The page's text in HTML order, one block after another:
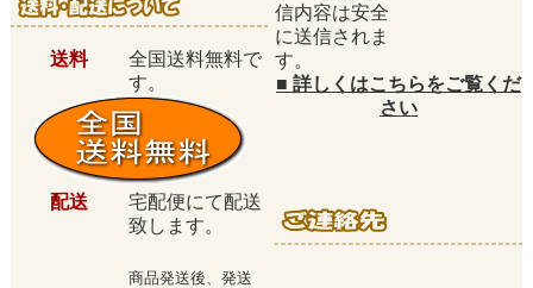
信内容は安全
に送信されま
す。
■ 詳しくはこちらをご覧くだ
さい
送料
全国送料無料で
す。
配送
宅配便にて配送
致します。
商品発送後、発送